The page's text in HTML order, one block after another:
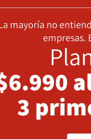
mayoría no
empresas.
3